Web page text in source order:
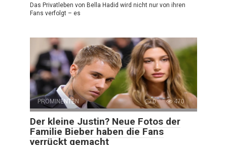
Das Privatleben von Bella Hadid wird nicht nur von ihren
Fans verfolgt – es
PROMINENTEN 0 470
Der kleine Justin? Neue Fotos der
Familie Bieber haben die Fans
verrückt gemacht